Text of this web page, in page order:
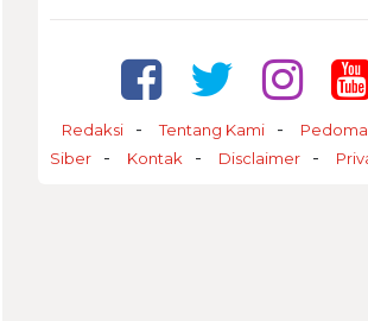
Redaksi Tentang Kami
Siber
Kontak Disclaimer